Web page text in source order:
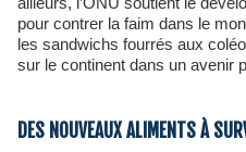
pour contrer la faim dans le
les sandwichs fourrés aux
sur le continent dans un avenir
DES NOUVEAUX ALIMENTS À